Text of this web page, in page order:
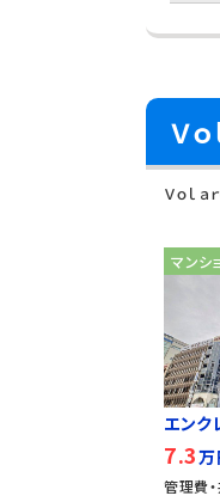
Ｖ
Ｖｏｌ
マンシ
エンク
7.3
管理費